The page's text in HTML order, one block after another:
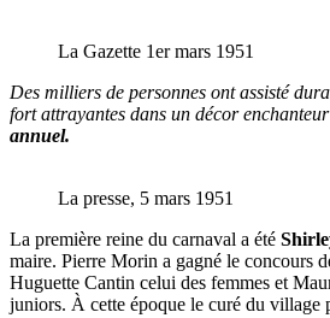
La Gazette 1er mars 1951
Des milliers de personnes ont assisté
fort attrayantes dans un décor
annuel.
La presse, 5 mars 1951
La première reine du carnaval a été
maire. Pierre Morin a gagné le concours
Huguette Cantin celui des femmes et
juniors. À cette époque le curé du village